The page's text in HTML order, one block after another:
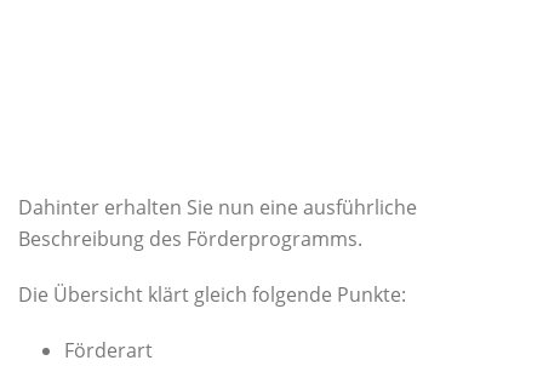
Dahinter erhalten Sie nun eine ausführliche
Beschreibung des Förderprogramms.
Die Übersicht klärt gleich folgende Punkte:
Förderart